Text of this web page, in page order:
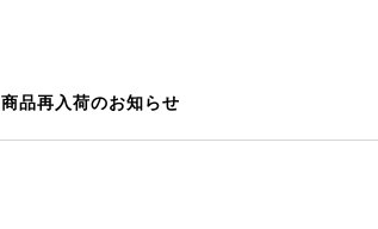
商品再入荷のお知らせ